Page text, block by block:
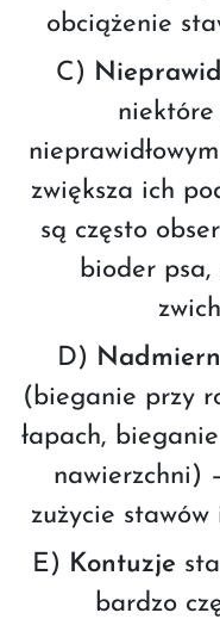
obciążenie
C)
zwiększa ich
są często
bioder psa,
D)
(bieganie przy
łapach,
nawierzchni)
zużycie
E) Kontuzje
bardzo